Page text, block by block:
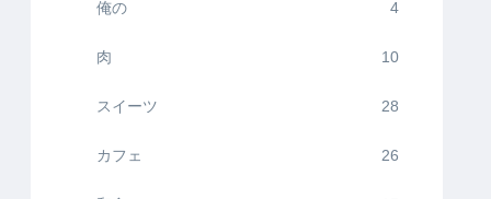
俺の 4
肉 10
スイーツ 28
カフェ 26